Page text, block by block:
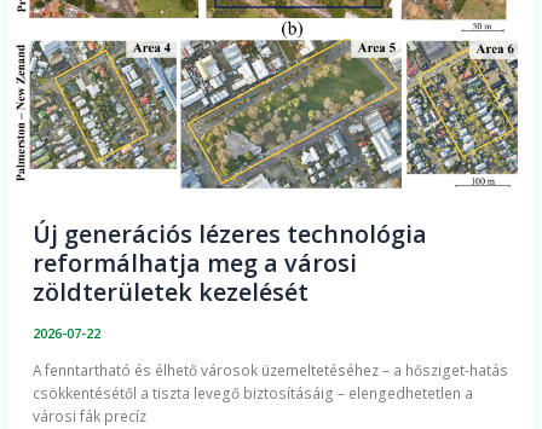
Új generációs lézeres technológia
reformálhatja meg a városi
zöldterületek kezelését
2026-07-22
A fenntartható és élhető városok üzemeltetéséhez – a hősziget-hatás
csökkentésétől a tiszta levegő biztosításáig – elengedhetetlen a
városi fák precíz
a
városi
zöldterületek
kezelését